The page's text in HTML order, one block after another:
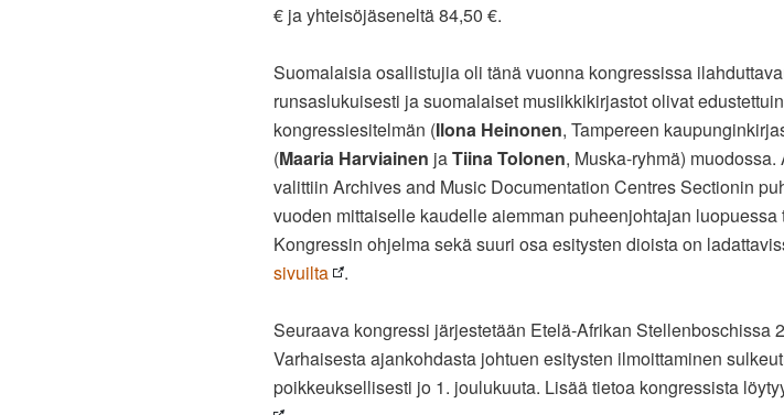
€ ja yhteisöjäseneltä 84,50 €.
Suomalaisia osallistujia oli tänä vuonna kongressissa
runsaslukuisesti ja suomalaiset musiikkikirjastot olivat
kongressiesitelmän (Ilona Heinonen, Tampereen
(Maaria Harviainen jaTiina Tolonen, Muska-ryhmä)
valittiin Archives and Music Documentation Centres Sectionin
vuoden mittaiselle kaudelle aiemman puheenjohtajan luopuessa
Kongressin ohjelma sekä suuri osa esitysten dioista on
sivuilta
.
Seuraava kongressi järjestetään Etelä-Afrikan Stellenboschissa
Varhaisesta ajankohdasta johtuen esitysten ilmoittaminen
poikkeuksellisesti jo 1. joulukuuta. Lisää tietoa kongressista